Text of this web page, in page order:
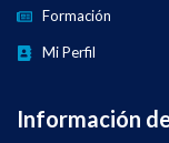
Formación
Mi Perfil
Información